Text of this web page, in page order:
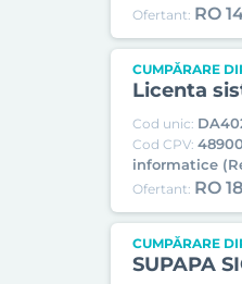
Ofertant: RO
CUMPĂRARE
Licenta
Cod unic:
Cod CPV:
informatice
Ofertant: RO
CUMPĂRARE
SUPAPA